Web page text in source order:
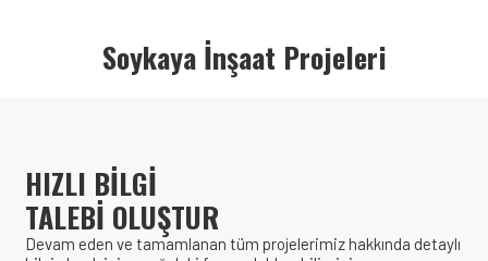
Soykaya İnşaat Projeleri
HIZLI BİLGİ
TALEBİ OLUŞTUR
Devam eden ve tamamlanan tüm projelerimiz hakkında detaylı